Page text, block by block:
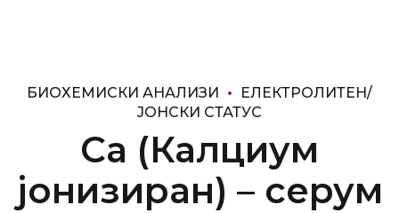
БИОХЕМИСКИ АНАЛИЗИ
ЕЛЕКТРОЛИТЕН/
ЈОНСКИ СТАТУС
Ca (Калциум
јонизиран) – серум